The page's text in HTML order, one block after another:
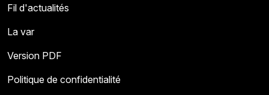
Fil d'actualités
La var
Version PDF
Politique de confidentialité